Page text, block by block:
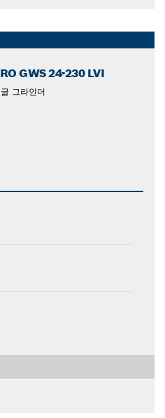
GWS 24-230 LVI
그라인더